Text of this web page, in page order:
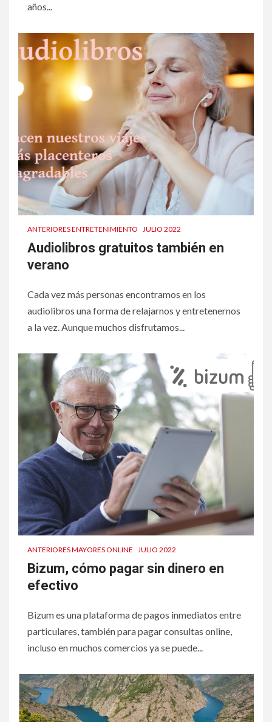
años...
ANTERIORES ENTRETENIMIENTO JULIO 2022
Audiolibros gratuitos también en
verano
Cada vez más personas encontramos en los
audiolibros una forma de relajarnos y entretenernos
a la vez. Aunque muchos disfrutamos...
ANTERIORES MAYORES ONLINE JULIO 2022
Bizum, cómo pagar sin dinero en
efectivo
Bizum es una plataforma de pagos inmediatos entre
particulares, también para pagar consultas online,
incluso en muchos comercios ya se puede...